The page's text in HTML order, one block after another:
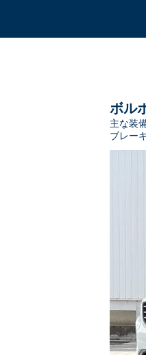
ボル
主な装
ブレー